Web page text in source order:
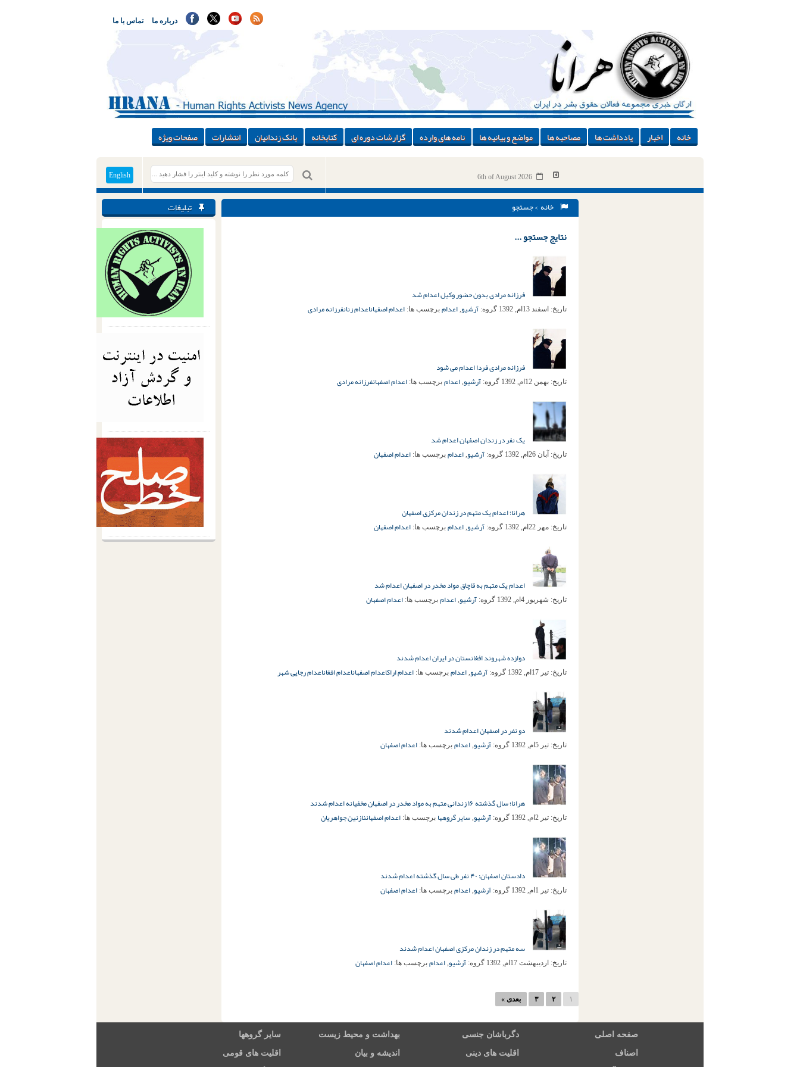
تماس با ما درباره ما
خانه اخبار یادداشت ها مصاحبه ها مواضع و بیانیه ها نامه های وارده گزارشات دوره ای کتابخانه بانک زندانیان انتشارات صفحات ویژه
English 6th of August 2026
تبلیغات خانه > جستجو
نتایج جستجو ...
فرزانه مرادی بدون حضور وکیل اعدام شد
تاریخ: اسفند 13ام, 1392 گروه: آرشیو, اعدام برچسب ها: اعدام اصفهاناعدام زنانفرزانه مرادی
فرزانه مرادی فردا اعدام می شود
تاریخ: بهمن 12ام, 1392 گروه: آرشیو, اعدام برچسب ها: اعدام اصفهانفرزانه مرادی
یک نفر در زندان اصفهان اعدام شد
تاریخ: آبان 26ام, 1392 گروه: آرشیو, اعدام برچسب ها: اعدام اصفهان
هرانا؛ اعدام یک متهم در زندان مرکزی اصفهان
تاریخ: مهر 22ام, 1392 گروه: آرشیو, اعدام برچسب ها: اعدام اصفهان
اعدام یک متهم به قاچاق مواد مخدر در اصفهان اعدام شد
تاریخ: شهریور 4ام, 1392 گروه: آرشیو, اعدام برچسب ها: اعدام اصفهان
دوازده شهروند افغانستان در ایران اعدام شدند
تاریخ: تیر 17ام, 1392 گروه: آرشیو, اعدام برچسب ها: اعدام اراکاعدام اصفهاناعدام افغاناعدام رجایی شهر
دو نفر در اصفهان اعدام شدند
تاریخ: تیر 5ام, 1392 گروه: آرشیو, اعدام برچسب ها: اعدام اصفهان
هرانا؛ سال گذشته ۱۶ زندانی متهم به مواد مخدر در اصفهان مخفیانه اعدام شدند
تاریخ: تیر 2ام, 1392 گروه: آرشیو, سایر گروهها برچسب ها: اعدام اصفهاننازنین جواهریان
دادستان اصفهان: ۴۰ نفر طی سال گذشته اعدام شدند
تاریخ: تیر 1ام, 1392 گروه: آرشیو, اعدام برچسب ها: اعدام اصفهان
سه متهم در زندان مرکزی اصفهان اعدام شدند
تاریخ: اردیبهشت 17ام, 1392 گروه: آرشیو, اعدام برچسب ها: اعدام اصفهان
۱ ۲ ۳ بعدی »
صفحه اصلی دگرباشان جنسی بهداشت و محیط زیست سایر گروهها
اصناف اقلیت های دینی اندیشه و بیان اقلیت های قومی